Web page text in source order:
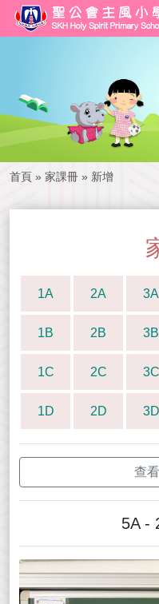
首頁 » 家課冊 » 新增
1A 2A 3A
1B 2B 3B
1C 2C 3C
1D 2D 3D
查
5A -